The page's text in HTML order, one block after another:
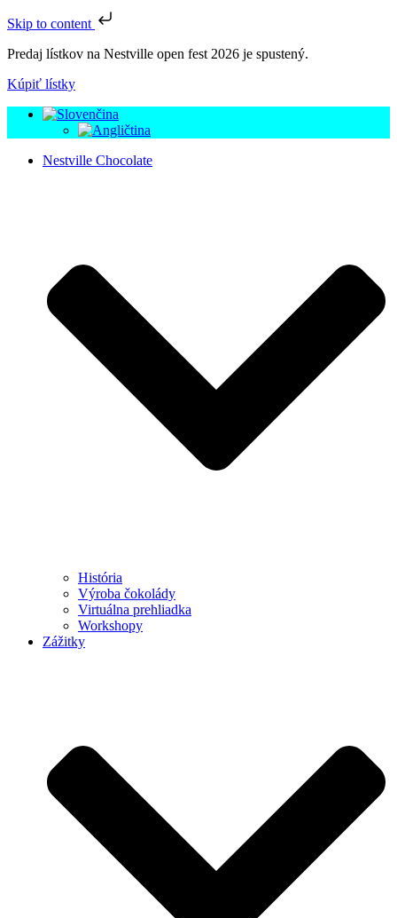
Skip to content
Predaj lístkov na Nestville open fest 2026 je spustený.
Kúpiť lístky
Nestville Chocolate
História
Výroba čokolády
Virtuálna prehliadka
Workshopy
Zážitky